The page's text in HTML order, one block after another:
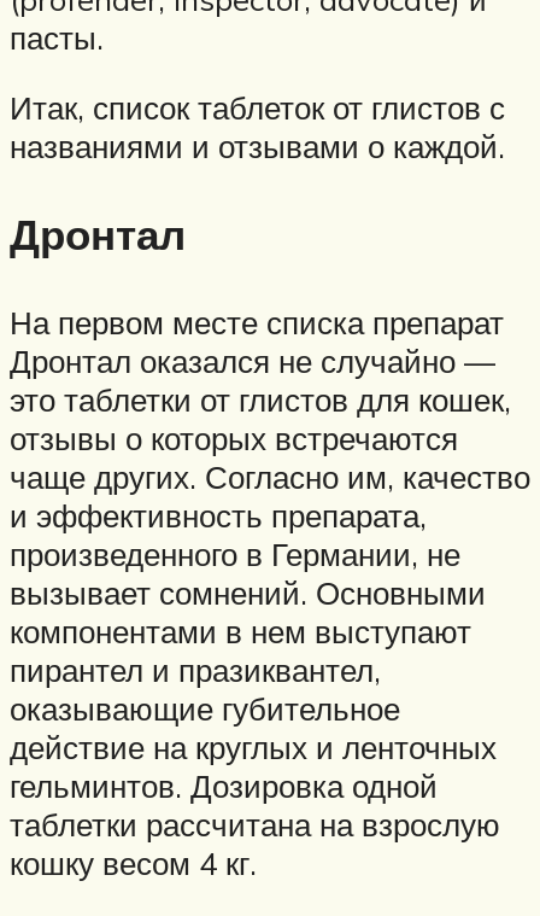
пасты.
Итак, список таблеток от глистов с
названиями и отзывами о каждой.
Дронтал
На первом месте списка препарат
Дронтал оказался не случайно —
это таблетки от глистов для кошек,
отзывы о которых встречаются
чаще других. Согласно им, качество
и эффективность препарата,
произведенного в Германии, не
вызывает сомнений. Основными
компонентами в нем выступают
пирантел и празиквантел,
оказывающие губительное
действие на круглых и ленточных
гельминтов. Дозировка одной
таблетки рассчитана на взрослую
кошку весом 4 кг.